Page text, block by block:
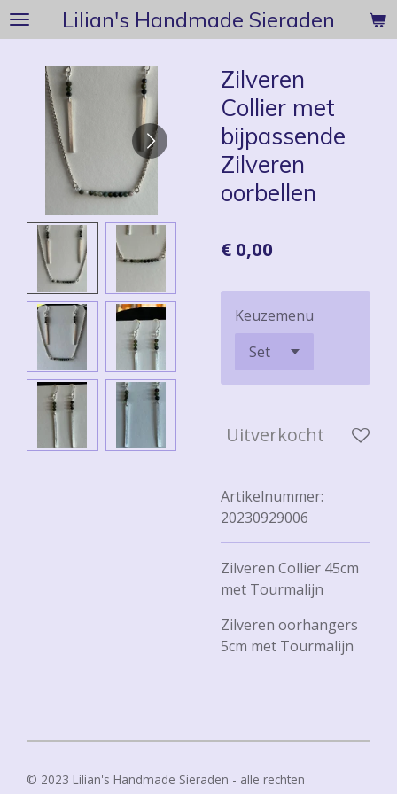
Ga
direct
hoofdinhoud
Lilian's Handmade Sieraden
Zilveren
Collier met
bijpassende
Zilveren
oorbellen
€ 0,00
Keuzemenu
Uitverkocht
Artikelnummer:
20230929006
Zilveren Collier 45cm
met Tourmalijn
Zilveren oorhangers
5cm met Tourmalijn
© 2023 Lilian's Handmade Sieraden - alle rechten